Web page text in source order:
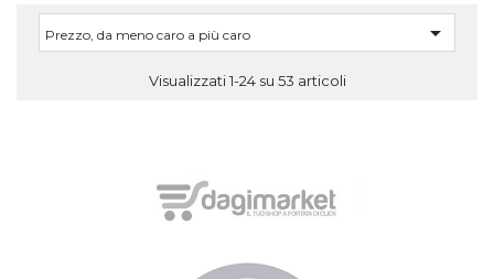
Prezzo, da meno caro a più caro 
Visualizzati 1-24 su 53 articoli